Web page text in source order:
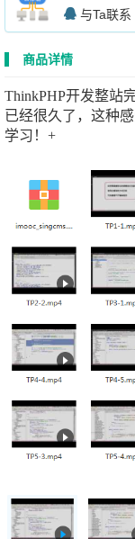
与Ta联系
商品详情
ThinkPHP开发整站
已经很久了，这种
学习！+